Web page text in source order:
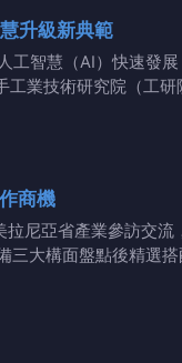
升級新典範
工智慧（AI）快速發
業技術研究院（工
商機
尼亞省產業參訪交
三大構面盤點後精選